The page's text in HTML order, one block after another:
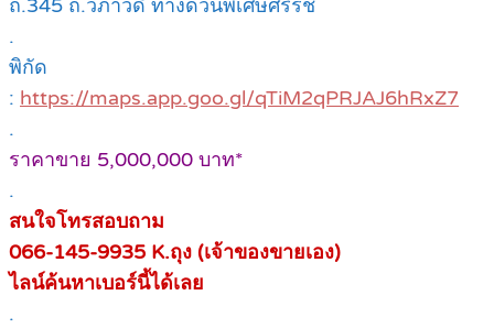
ถ.345 ถ.วิภาวดี ทางด่วนพิเศษศรีรัช
.
พิกัด
: https://maps.app.goo.gl/qTiM2qPRJAJ6hRxZ7
.
ราคาขาย 5,000,000 บาท*
.
สนใจโทรสอบถาม
066-145-9935 K.ถุง (เจ้าของขายเอง)
ไลน์ค้นหาเบอร์นี้ได้เลย
.